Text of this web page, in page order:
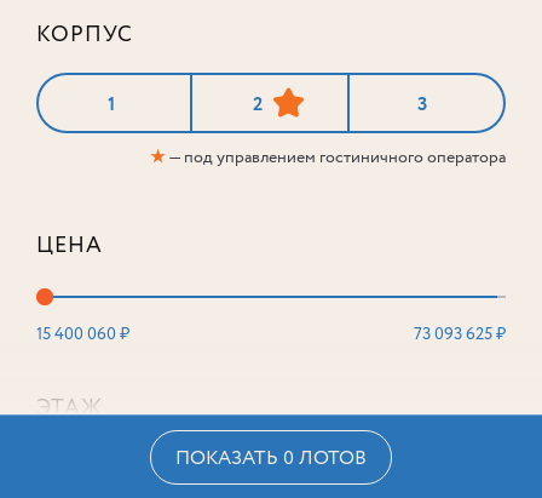
КОРПУС
1 2 3
★— под управлением гостиничного оператора
ЦЕНА
15 400 060 ₽ 73 093 625 ₽
ЭТАЖ
ПОКАЗАТЬ 0 ЛОТОВ